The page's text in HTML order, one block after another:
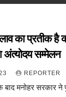
का प्रतीक है
अंत्योदय सम्मेलन
REPORTER
मनोहर सरकार ने